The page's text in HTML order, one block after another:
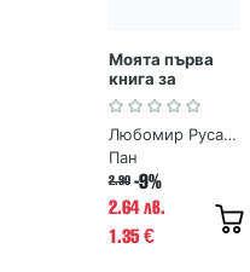
Моята първа
книга за
древните
чудеса на
България
Любомир Русанов
Пан
2.90 -9%
2.64 лв.
1.35 €